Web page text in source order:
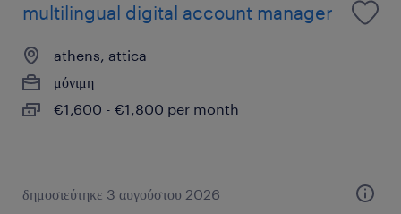
multilingual digital account manager
athens, attica
μόνιμη
€1,600 - €1,800 per month
δημοσιεύτηκε 3 αυγούστου 2026